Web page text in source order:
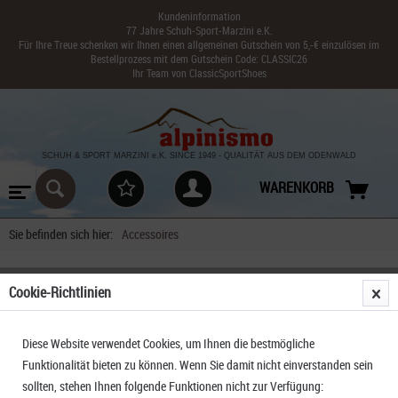
Kundeninformation
77 Jahre Schuh-Sport-Marzini e.K.
Für Ihre Treue schenken wir Ihnen einen allgemeinen Gutschein von 5,-€ einzulösen im
Bestellprozess mit dem Gutschein Code: CLASSIC26
Ihr Team von ClassicSportShoes
SCHUH & SPORT MARZINI e.K. SINCE 1949 - QUALITÄT AUS DEM ODENWALD
WARENKORB
Sie befinden sich hier: Accessoires
Cookie-Richtlinien
Diese Website verwendet Cookies, um Ihnen die bestmögliche
Funktionalität bieten zu können. Wenn Sie damit nicht einverstanden sein
sollten, stehen Ihnen folgende Funktionen nicht zur Verfügung: